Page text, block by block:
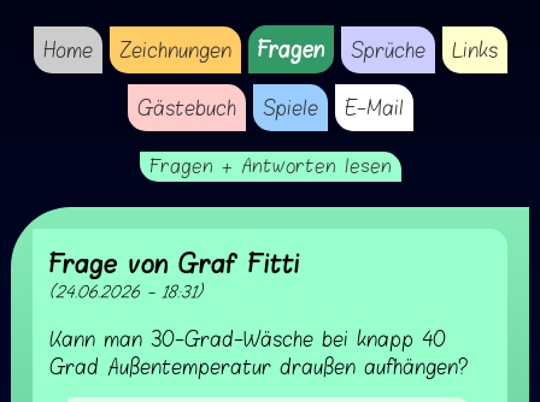
Home Zeichnungen Fragen Sprüche Links
Gästebuch Spiele E-Mail
Fragen + Antworten lesen
Frage von Graf Fitti
(24.06.2026 - 18:31)
Kann man 30-Grad-Wäsche bei knapp 40
Grad Außentemperatur draußen aufhängen?